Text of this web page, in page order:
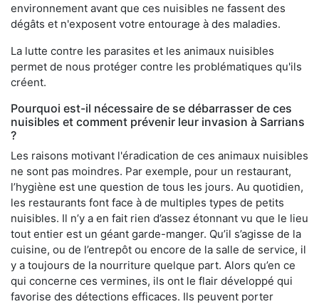
environnement avant que ces nuisibles ne fassent des
dégâts et n'exposent votre entourage à des maladies.
La lutte contre les parasites et les animaux nuisibles
permet de nous protéger contre les problématiques qu'ils
créent.
Pourquoi est-il nécessaire de se débarrasser de ces
nuisibles et comment prévenir leur invasion à Sarrians
?
Les raisons motivant l'éradication de ces animaux nuisibles
ne sont pas moindres. Par exemple, pour un restaurant,
l’hygiène est une question de tous les jours. Au quotidien,
les restaurants font face à de multiples types de petits
nuisibles. Il n’y a en fait rien d’assez étonnant vu que le lieu
tout entier est un géant garde-manger. Qu’il s’agisse de la
cuisine, ou de l’entrepôt ou encore de la salle de service, il
y a toujours de la nourriture quelque part. Alors qu’en ce
qui concerne ces vermines, ils ont le flair développé qui
favorise des détections efficaces. Ils peuvent porter